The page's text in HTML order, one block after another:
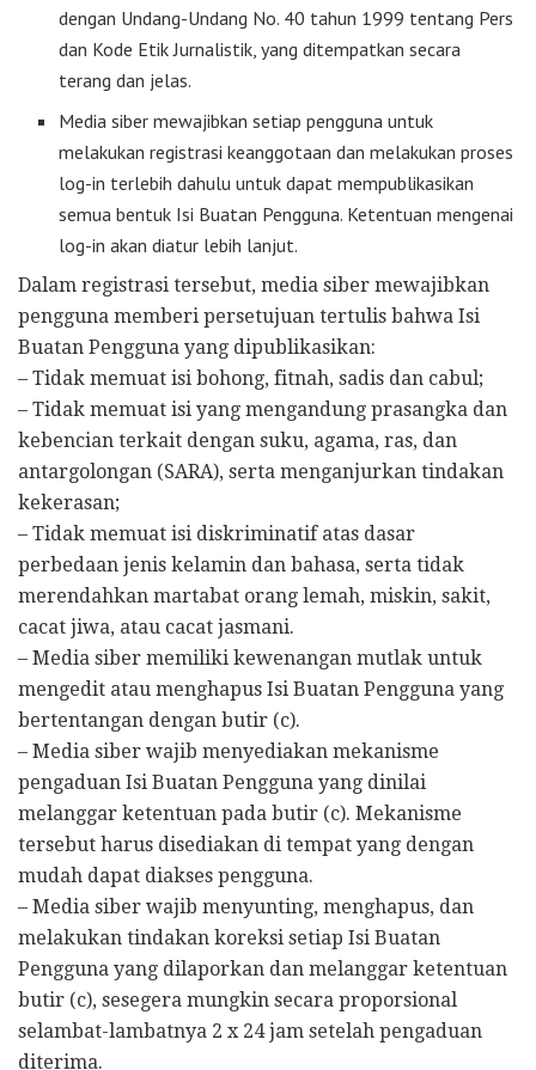
dengan Undang-Undang No. 40 tahun 1999 tentang Pers
dan Kode Etik Jurnalistik, yang ditempatkan secara
terang dan jelas.
Media siber mewajibkan setiap pengguna untuk
melakukan registrasi keanggotaan dan melakukan proses
log-in terlebih dahulu untuk dapat mempublikasikan
semua bentuk Isi Buatan Pengguna. Ketentuan mengenai
log-in akan diatur lebih lanjut.
Dalam registrasi tersebut, media siber mewajibkan
pengguna memberi persetujuan tertulis bahwa Isi
Buatan Pengguna yang dipublikasikan:
– Tidak memuat isi bohong, fitnah, sadis dan cabul;
– Tidak memuat isi yang mengandung prasangka dan
kebencian terkait dengan suku, agama, ras, dan
antargolongan (SARA), serta menganjurkan tindakan
kekerasan;
– Tidak memuat isi diskriminatif atas dasar
perbedaan jenis kelamin dan bahasa, serta tidak
merendahkan martabat orang lemah, miskin, sakit,
cacat jiwa, atau cacat jasmani.
– Media siber memiliki kewenangan mutlak untuk
mengedit atau menghapus Isi Buatan Pengguna yang
bertentangan dengan butir (c).
– Media siber wajib menyediakan mekanisme
pengaduan Isi Buatan Pengguna yang dinilai
melanggar ketentuan pada butir (c). Mekanisme
tersebut harus disediakan di tempat yang dengan
mudah dapat diakses pengguna.
– Media siber wajib menyunting, menghapus, dan
melakukan tindakan koreksi setiap Isi Buatan
Pengguna yang dilaporkan dan melanggar ketentuan
butir (c), sesegera mungkin secara proporsional
selambat-lambatnya 2 x 24 jam setelah pengaduan
diterima.